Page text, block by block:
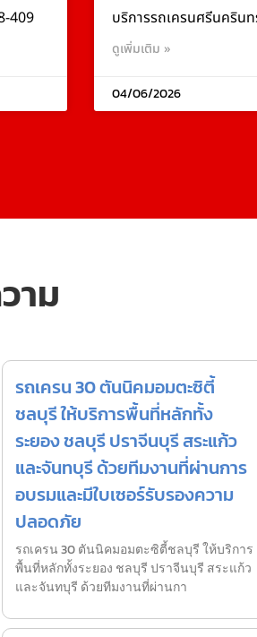
409 บริการรถเครนศรีนคริน
ดูเพิ่มเติม »
04/06/2026
าม
รถเครน 30 ตันนิคมอมตะซิตี้
ชลบุรี ให้บริการพื้นที่หลักทั้ง
ระยอง ชลบุรี ปราจีนบุรี สระแก้ว
และจันทบุรี ด้วยทีมงานที่ผ่านการ
อบรมและมีใบเซอร์รับรองความ
ปลอดภัย
รถเครน 30 ตันนิคมอมตะซิตี้ชลบุรี ให้บริการ
พื้นที่หลักทั้งระยอง ชลบุรี ปราจีนบุรี สระแก้ว
และจันทบุรี ด้วยทีมงานที่ผ่านกา